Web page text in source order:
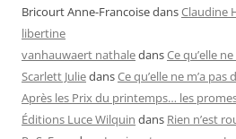
Bricourt Anne-FrancoisedansClaudine
libertine
vanhauwaert nathaledansCe qu’elle
Scarlett JuliedansCe qu’elle ne m’a
Après les Prix du printemps… les
Éditions Luce Wilquin dans Rien n’est